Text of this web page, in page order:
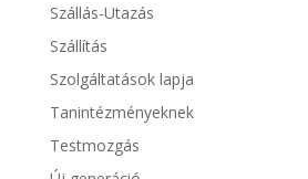
Szállás-Utazás
Szállítás
Szolgáltatások lapja
Tanintézményeknek
Testmozgás